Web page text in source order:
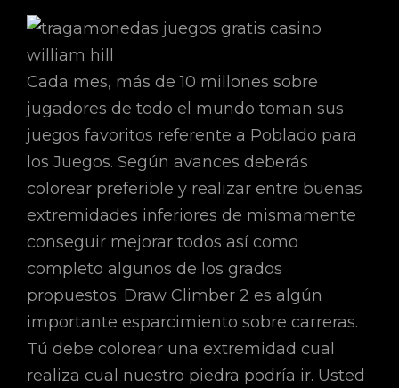
Cada mes, más de 10 millones sobre
jugadores de todo el mundo toman sus
juegos favoritos referente a Poblado para
los Juegos. Según avances deberás
colorear preferible y realizar entre buenas
extremidades inferiores de mismamente
conseguir mejorar todos así­ como
completo algunos de los grados
propuestos. Draw Climber 2 es algún
importante esparcimiento sobre carreras.
Tú debe colorear una extremidad cual
realiza cual nuestro piedra podría ir. Usted